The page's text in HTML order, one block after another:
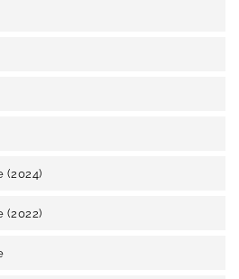
(2024)
(2022)